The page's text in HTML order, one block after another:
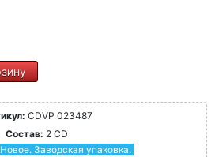
CDVP 023487
Состав: 2 CD
Новое. Заводская упаковка.